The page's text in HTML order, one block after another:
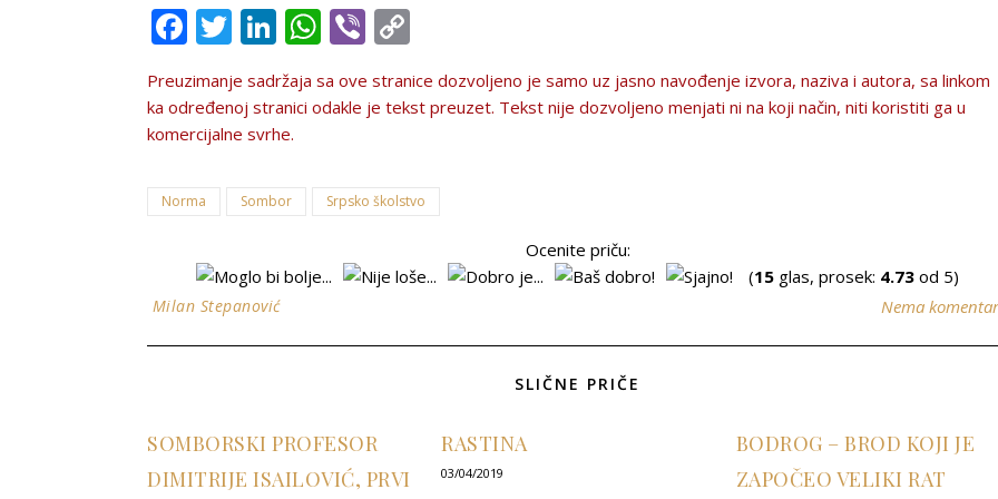
Facebook
Twitter
LinkedIn
WhatsApp
Viber
Link
Preuzimanje sadržaja sa ove stranice dozvolјeno je samo uz jasno navođenje izvora, naziva i autora, sa linkom
ka određenoj stranici odakle je tekst preuzet. Tekst nije dozvolјeno menjati ni na koji način, niti koristiti ga u
komercijalne svrhe.
Norma Sombor Srpsko školstvo
Ocenite priču:
(15 glas, prosek: 4.73 od 5)
Milan Stepanović Nema
SLIČNE PRIČE
SOMBORSKI PROFESOR
DIMITRIJE ISAILOVIĆ, PRVI
RASTINA
03/04/2019
BODROG – BROD KOJI JE
ZAPOČEO VELIKI RAT